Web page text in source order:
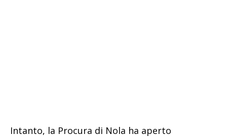
Intanto, la Procura di Nola ha aperto